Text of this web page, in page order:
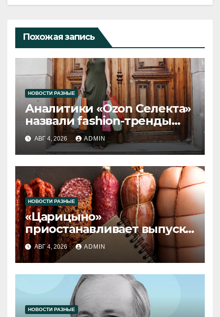
Похожая запись
НОВОСТИ РАЗНЫЕ
Аналитики «Ozon Селекта»
назвали fashion-тренды
2026 года
АВГ 4, 2026 ADMIN
НОВОСТИ РАЗНЫЕ
«Царицыно»
приостанавливает выпуск
продукции
АВГ 4, 2026 ADMIN
НОВОСТИ РАЗНЫЕ